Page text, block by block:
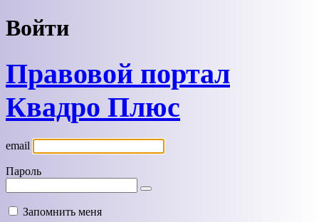
Войти
Правовой портал
Квадро Плюс
email
Пароль
Запомнить меня